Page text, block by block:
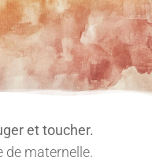
et toucher.
de maternelle.